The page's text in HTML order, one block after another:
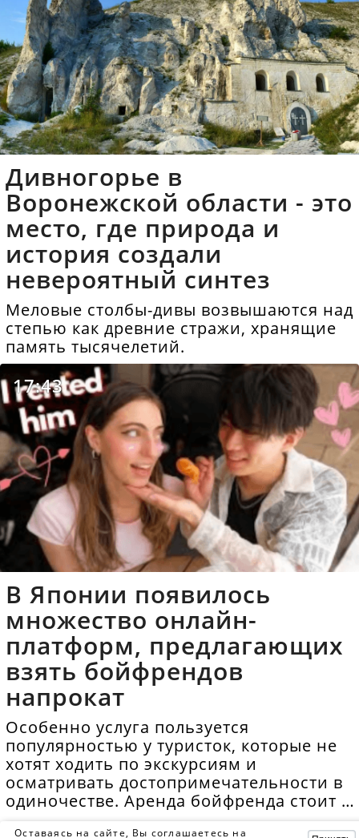
Дивногорье в
Воронежской области - это
место, где природа и
история создали
невероятный синтез
Меловые столбы-дивы возвышаются над
степью как древние стражи, хранящие
память тысячелетий.
17:43
В Японии появилось
множество онлайн-
платформ, предлагающих
взять бойфрендов
напрокат
Особенно услуга пользуется
популярностью у туристок, которые не
хотят ходить по экскурсиям и
осматривать достопримечательности в
одиночестве. Аренда бойфренда стоит в
Оставаясь на сайте, Вы соглашаетесь на